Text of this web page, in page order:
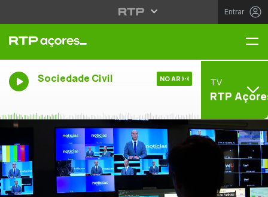
Entrar
Sociedade Civil NO AR TV
RTP